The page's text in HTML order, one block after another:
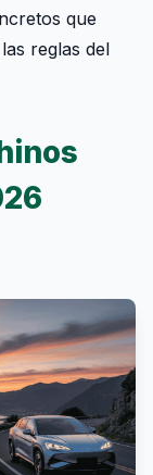
que
reglas del